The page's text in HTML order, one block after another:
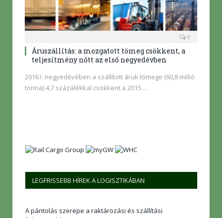
0
Áruszállítás: a mozgatott tömeg csökkent, a
teljesítmény nőtt az első negyedévben
2016 I. negyedévében a szállított áruk tömege (60,8 millió
tonna) 4,7 százalékkal csökkent a 2015.…
LEGFRISSEBB HÍREK A LOGISZTIKÁBAN
A pántolás szerepe a raktározási és szállítási